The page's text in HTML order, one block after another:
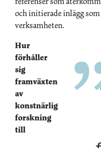
och initierade inlägg
verksamheten.
Hur
förhåller
sig
framväxten
av
konstnärlig
forskning
till